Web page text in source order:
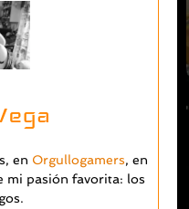
en Orgullogamers, en
mi pasión favorita: los